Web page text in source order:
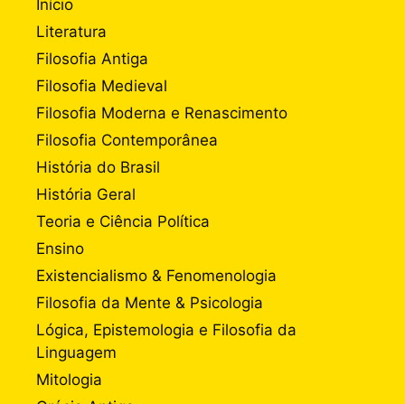
Início
Literatura
Filosofia Antiga
Filosofia Medieval
Filosofia Moderna e Renascimento
Filosofia Contemporânea
História do Brasil
História Geral
Teoria e Ciência Política
Ensino
Existencialismo & Fenomenologia
Filosofia da Mente & Psicologia
Lógica, Epistemologia e Filosofia da
Linguagem
Mitologia